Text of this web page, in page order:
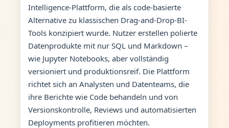
Intelligence-Plattform, die als code-basierte
Alternative zu klassischen Drag-and-Drop-BI-
Tools konzipiert wurde. Nutzer erstellen polierte
Datenprodukte mit nur SQL und Markdown –
wie Jupyter Notebooks, aber vollständig
versioniert und produktionsreif. Die Plattform
richtet sich an Analysten und Datenteams, die
ihre Berichte wie Code behandeln und von
Versionskontrolle, Reviews und automatisierten
Deployments profitieren möchten.